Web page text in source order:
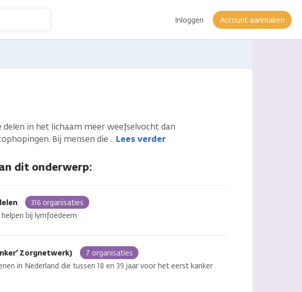
Inloggen Account aanmaken
in het lichaam meer weefselvocht dan
Bij mensen die… Lees verder
dit onderwerp:
316 organisaties
bij lymfoedeem.
Zorgnetwerk)
7 organisaties
in Nederland die tussen 18 en 39 jaar voor het eerst kanker